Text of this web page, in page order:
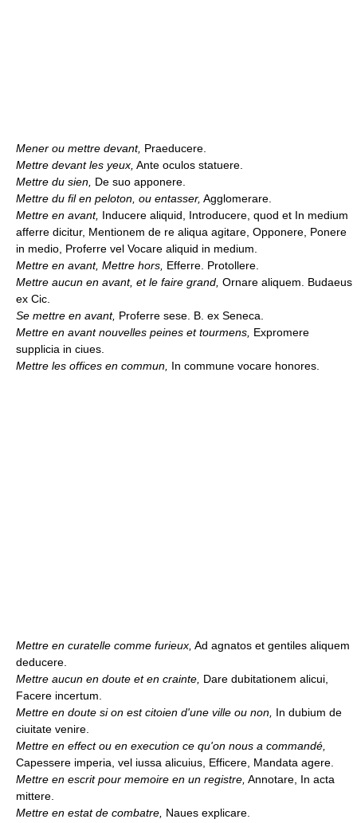
Mener ou mettre devant, Praeducere.
Mettre devant les yeux, Ante oculos statuere.
Mettre du sien, De suo apponere.
Mettre du fil en peloton, ou entasser, Agglomerare.
Mettre en avant, Inducere aliquid, Introducere, quod et In medium
afferre dicitur, Mentionem de re aliqua agitare, Opponere, Ponere
in medio, Proferre vel Vocare aliquid in medium.
Mettre en avant, Mettre hors, Efferre. Protollere.
Mettre aucun en avant, et le faire grand, Ornare aliquem. Budaeus
ex Cic.
Se mettre en avant, Proferre sese. B. ex Seneca.
Mettre en avant nouvelles peines et tourmens, Expromere
supplicia in ciues.
Mettre les offices en commun, In commune vocare honores.
Mettre en curatelle comme furieux, Ad agnatos et gentiles aliquem
deducere.
Mettre aucun en doute et en crainte, Dare dubitationem alicui,
Facere incertum.
Mettre en doute si on est citoien d'une ville ou non, In dubium de
ciuitate venire.
Mettre en effect ou en execution ce qu'on nous a commandé,
Capessere imperia, vel iussa alicuius, Efficere, Mandata agere.
Mettre en escrit pour memoire en un registre, Annotare, In acta
mittere.
Mettre en estat de combatre, Naues explicare.